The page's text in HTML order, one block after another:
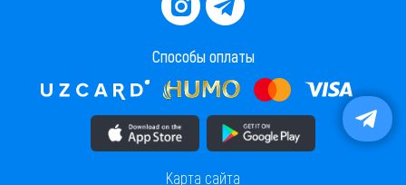
Способы оплаты
Скачать приложение в AppStore Скачать приложение в PlayMarket
Карта сайта